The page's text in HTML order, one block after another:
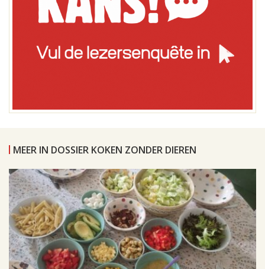
MEER IN DOSSIER KOKEN ZONDER DIEREN